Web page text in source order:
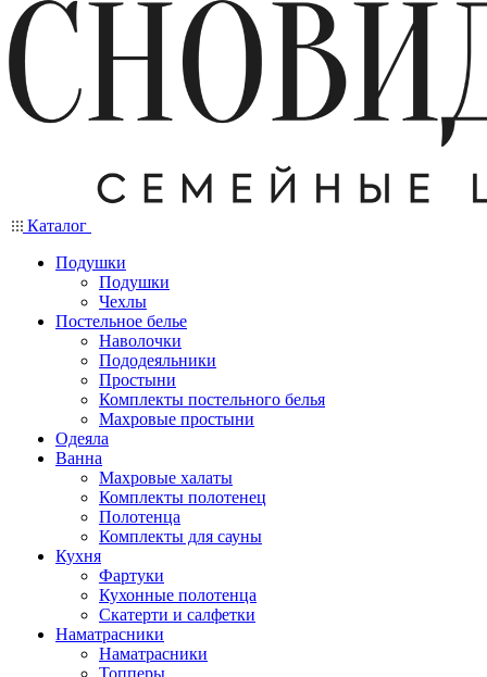
Каталог
Подушки
Подушки
Чехлы
Постельное белье
Наволочки
Пододеяльники
Простыни
Комплекты постельного белья
Махровые простыни
Одеяла
Ванна
Махровые халаты
Комплекты полотенец
Полотенца
Комплекты для сауны
Кухня
Фартуки
Кухонные полотенца
Скатерти и салфетки
Наматрасники
Наматрасники
Топперы